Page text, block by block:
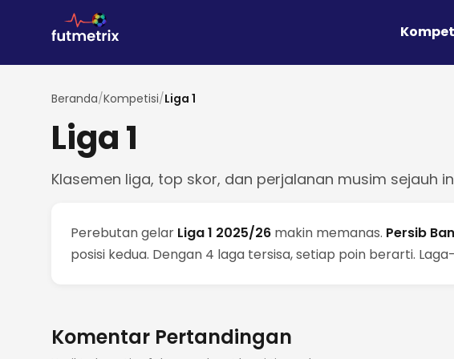
Beranda/Kompetisi/Liga 1
Liga 1
Klasemen liga, top skor, dan perjalanan musim sejauh
Perebutan gelar Liga 1 2025/26 makin memanas. Persib
posisi kedua. Dengan 4 laga tersisa, setiap poin berarti.
Komentar Pertandingan